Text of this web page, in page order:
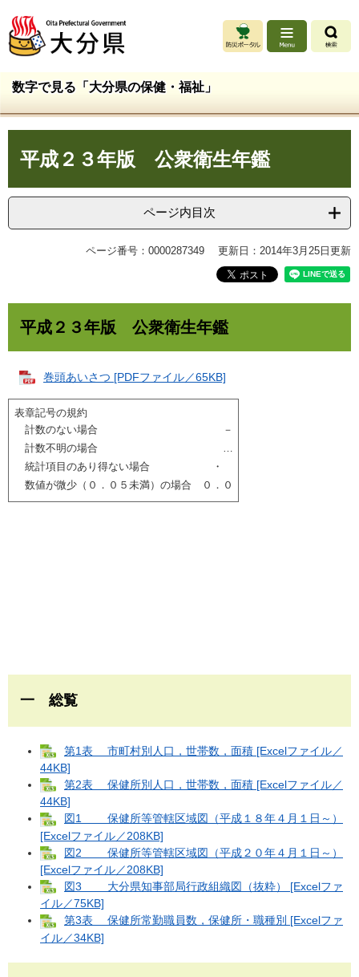
ジ
先
ュ
を
数字で見る「大分県の保健・福祉」
平成２３年版 公衆衛生年鑑
ページ内目次
ページ番号：0000287349 更新日：2014年3月25日更新
平成２３年版 公衆衛生年鑑
巻頭あいさつ [PDFファイル／65KB]
表章記号の規約
計数のない場合 －
計数不明の場合 …
統計項目のあり得ない場合 ・
数値が微少（０．０５未満）の場合 ０．０
一 総覧
第1表 市町村別人口，世帯数，面積 [Excelファイル／
44KB]
第2表 保健所別人口，世帯数，面積 [Excelファイル／
44KB]
図1 保健所等管轄区域図（平成１８年４月１日～）
[Excelファイル／208KB]
図2 保健所等管轄区域図（平成２０年４月１日～）
[Excelファイル／208KB]
図3 大分県知事部局行政組織図（抜粋） [Excelファ
イル／75KB]
第3表 保健所常勤職員数，保健所・職種別 [Excelファ
イル／34KB]